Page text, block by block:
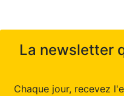
La newsletter
Chaque jour, recevez